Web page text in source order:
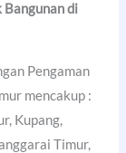
Bangunan di
Pengaman
mencakup :
Kupang,
Timur,